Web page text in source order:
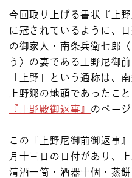
今回取り上げる書状『上
に冠されているように、
の御家人・南条兵衛七郎
う〉の妻である上野尼御
「上野」という通称は、
上野郷の地頭であったこ
『上野殿御返事』 のペー
この『上野尼御前御返事
月十三日の日付があり、
清酒一筒・酒器十個・蒸